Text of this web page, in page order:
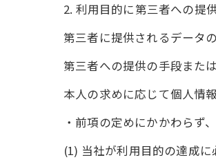
2. 利用目的に第三者への提
第三者に提供されるデータ
第三者への提供の手段また
本人の求めに応じて個人情
・前項の定めにかかわらず
(1) 当社が利用目的の達成